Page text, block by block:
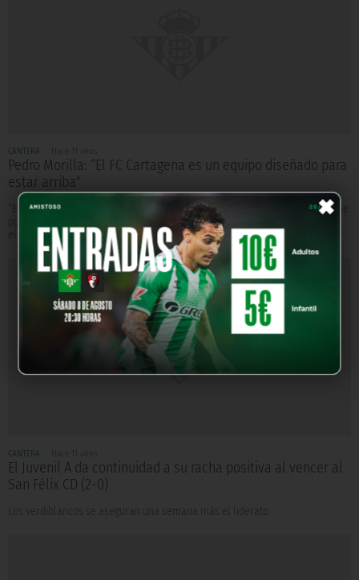
×
CANTERA
Pedro Morilla: “El FC Cartagena es un equipo diseñado para
estar arriba”
“Es un conjunto rocoso defensivamente y con individualidades ofensivas que
pueden hacer daño. Fuera de casa están sacando muchos empates”, indica
el entrenador sevillano
CANTERA
El Juvenil A da continuidad a su racha positiva al vencer al
San Félix CD (2-0)
Los verdiblancos se aseguran una semana más el liderato